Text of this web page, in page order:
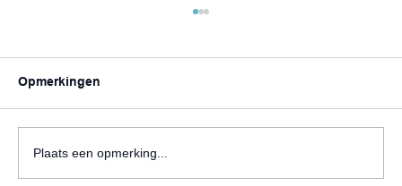
Opmerkingen
Plaats een opmerking...